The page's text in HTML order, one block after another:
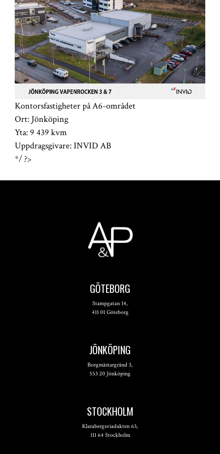
Kontorsfastigheter på A6-området
Ort: Jönköping
Yta: 9 439 kvm
Uppdragsgivare: INVID AB
*/ ?>
GÖTEBORG
Stampgatan 14,
411 01 Göteborg
JÖNKÖPING
Borgmästargränd 3,
553 20 Jönköping
STOCKHOLM
Klarabergsviadukten 63,
111 64 Stockholm